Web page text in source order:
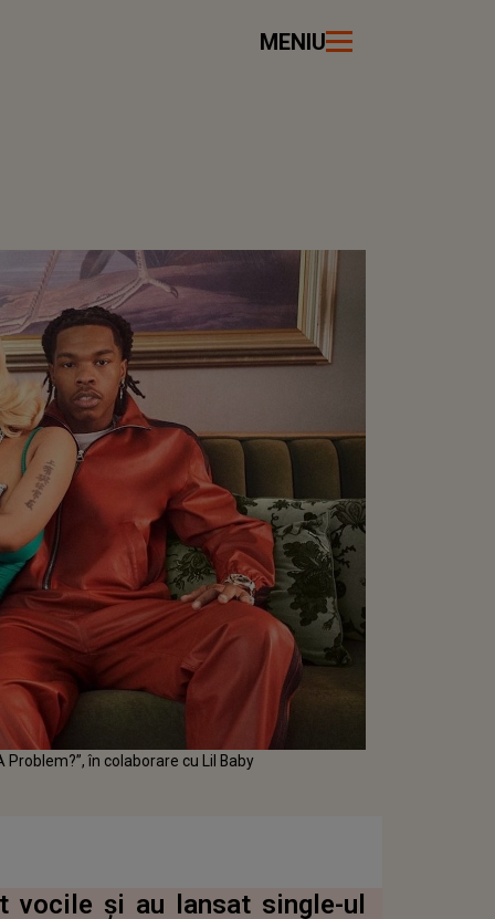
MENIU
Problem?”, în colaborare cu Lil Baby
și au lansat single-ul